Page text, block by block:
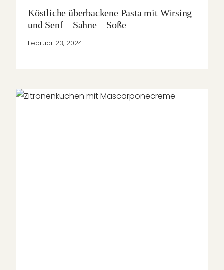
Köstliche überbackene Pasta mit Wirsing
und Senf – Sahne – Soße
Februar 23, 2024